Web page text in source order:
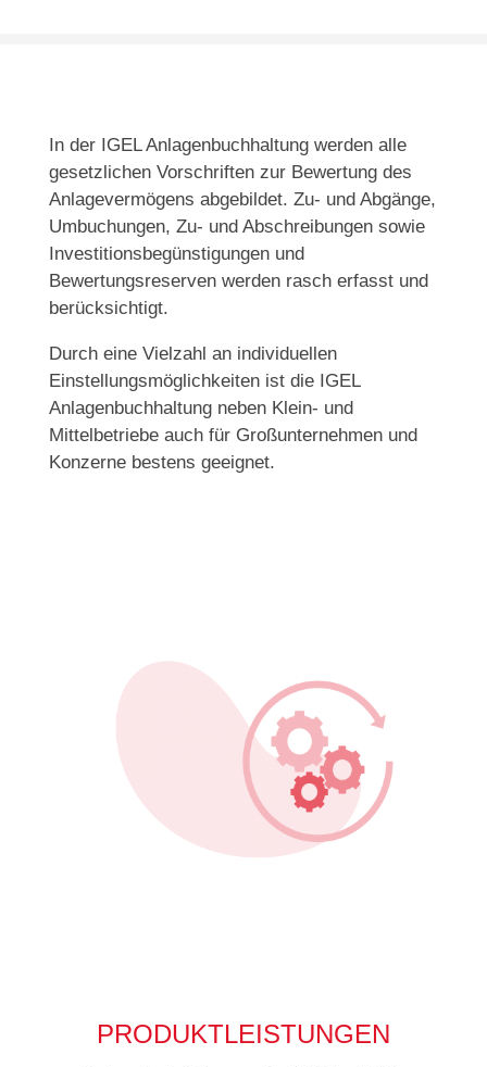
In der IGEL Anlagenbuchhaltung werden alle
gesetzlichen Vorschriften zur Bewertung des
Anlagevermögens abgebildet. Zu- und Abgänge,
Umbuchungen, Zu- und Abschreibungen sowie
Investitionsbegünstigungen und
Bewertungsreserven werden rasch erfasst und
berücksichtigt.
Durch eine Vielzahl an individuellen
Einstellungsmöglichkeiten ist die IGEL
Anlagenbuchhaltung neben Klein- und
Mittelbetriebe auch für Großunternehmen und
Konzerne bestens geeignet.
PRODUKTLEISTUNGEN